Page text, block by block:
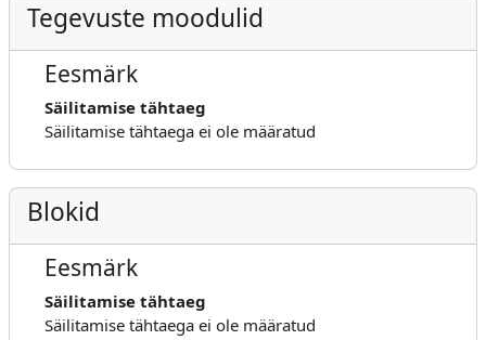
Tegevuste moodulid
Eesmärk
Säilitamise tähtaeg
Säilitamise tähtaega ei ole määratud
Blokid
Eesmärk
Säilitamise tähtaeg
Säilitamise tähtaega ei ole määratud